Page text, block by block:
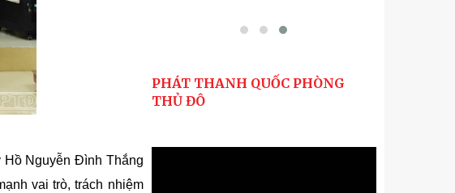
Nguyễn Đình Thắng
vai trò, trách nhiệm
PHÁT THANH QUỐC PHÒNG
THỦ ĐÔ